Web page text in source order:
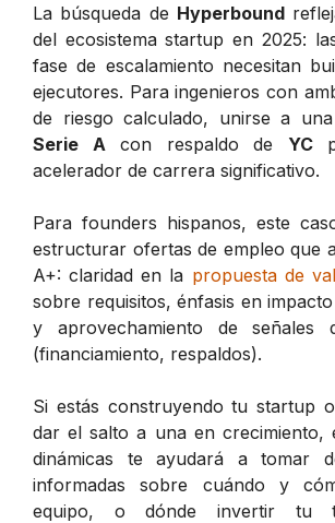
La búsqueda de Hyperbound
del ecosistema startup en 2025:
fase de escalamiento necesitan
ejecutores. Para ingenieros con
de riesgo calculado, unirse a
Serie A con respaldo de YC
acelerador de carrera significativo.
Para founders hispanos, este
estructurar ofertas de empleo que
A+: claridad en la propuesta de
sobre requisitos, énfasis en
y aprovechamiento de señales
(financiamiento, respaldos).
Si estás construyendo tu startup
dar el salto a una en crecimiento,
dinámicas te ayudará a tomar
informadas sobre cuándo y
equipo, o dónde invertir tu